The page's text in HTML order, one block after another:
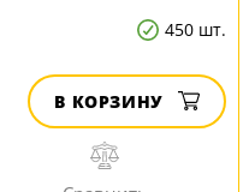
450 шт.
В КОРЗИНУ